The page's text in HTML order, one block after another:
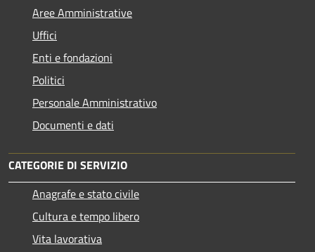
Aree Amministrative
Uffici
Enti e fondazioni
Politici
Personale Amministrativo
Documenti e dati
CATEGORIE DI SERVIZIO
Anagrafe e stato civile
Cultura e tempo libero
Vita lavorativa